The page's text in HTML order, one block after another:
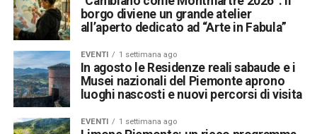
borgo diviene un grande atelier
all’aperto dedicato ad “Arte in Fabula”
EVENTI 1 settimana ago
In agosto le Residenze reali sabaude e i
Musei nazionali del Piemonte aprono
luoghi nascosti e nuovi percorsi di visita
EVENTI 1 settimana ago